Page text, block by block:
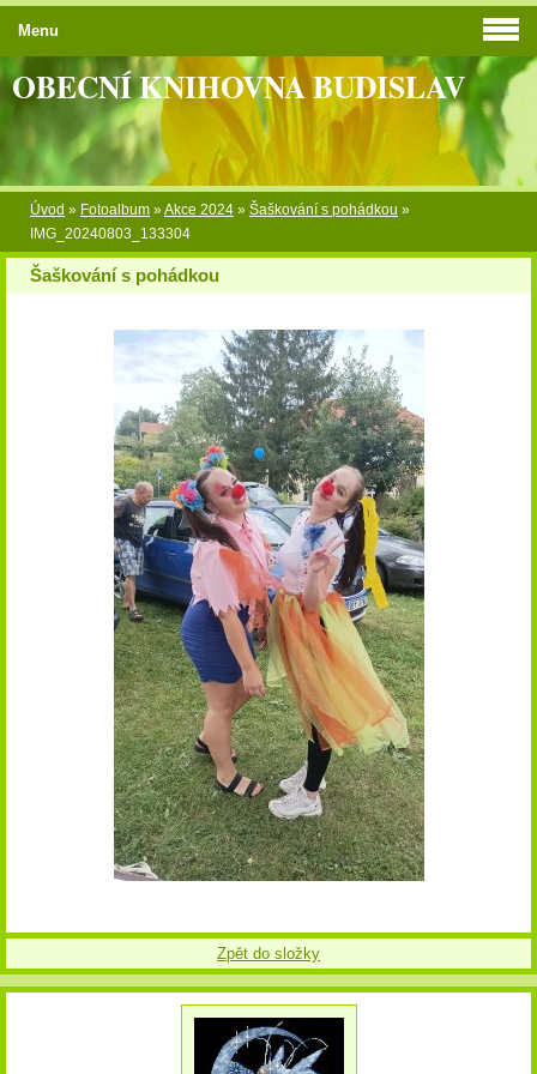
OBECNÍ KNIHOVNA BUDISLAV
Úvod » Fotoalbum »Akce 2024 » Šaškování s pohádkou »
IMG_20240803_133304
Šaškování s pohádkou
Zpět do složky
Menu